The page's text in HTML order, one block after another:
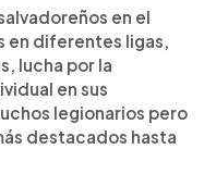
el extranjero
Vásquez sumó
pero su
Costa Rica,
y seis
que está cerca
Brayan Gil, pese a
y pelea por
en el
en diferentes ligas,
lucha por la
en sus
legionarios pero
destacados hasta